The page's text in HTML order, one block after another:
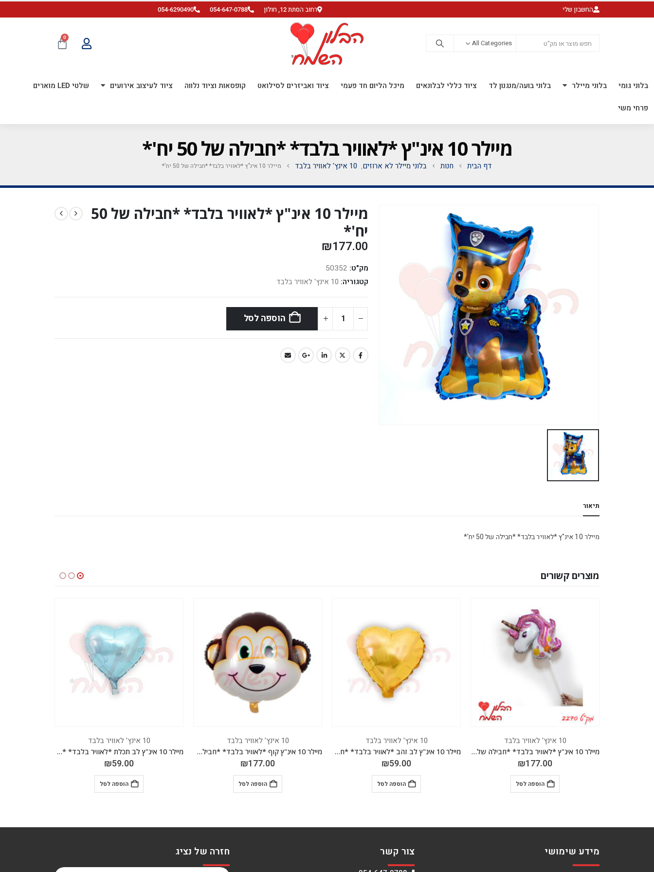
החשבון שלי רחוב הסתת 12, חולון 054-647-0788
054-6290490
All Categories
0
בלוני גומי בלוני מיילר בלוני בועה/מנגנון לד ציוד כללי לבלונאים מיכל הליום חד פעמי ציוד ואביזרים לסילואט קופסאות וציוד נלווה ציוד לעיצוב אירועים שלטי LED מוארים
פרחי משי
מיילר 10 אינ"ץ *לאוויר בלבד* *חבילה של 50 יח'*
דף הבית חנות בלוני מיילר לא ארוזים, 10 אינץ' לאוויר בלבד מיילר 10 אינ"ץ *לאוויר בלבד* *חבילה של 50 יח'*
מיילר 10 אינ"ץ *לאוויר בלבד* *חבילה של 50
יח'*
₪177.00
מק"ט: 50352
קטגוריה: 10 אינץ' לאוויר בלבד
הוספה לסל
תיאור
מיילר 10 אינ"ץ *לאוויר בלבד* *חבילה של 50 יח'*
מוצרים קשורים
10 אינץ' לאוויר בלבד
מיילר 10 אינ"ץ *לאוויר בלבד* *חבילה של 50 יח'*
₪177.00
הוספה לסל
10 אינץ' לאוויר בלבד
מיילר 10 אינ"ץ לב זהב *לאוויר בלבד* *חבילה של 50 יח'*
₪59.00
הוספה לסל
10 אינץ' לאוויר בלבד
מיילר 10 אינ"ץ קוף *לאוויר בלבד* *חבילה של 50 יח'*
₪177.00
הוספה לסל
10 אינץ' לאוויר בלבד
מיילר 10 אינ"ץ לב תכלת *לאוויר בלבד* *חבילה של 50 יח'*
₪59.00
הוספה לסל
מידע שימושי צור קשר חזרה של נציג